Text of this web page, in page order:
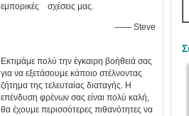
εμπορικές σχέσεις μας.
—— Steve
Εκτιμάμε πολύ την έγκαιρη βοήθειά σας
για να εξετάσουμε κάποιο στέλνοντας
ζήτημα της τελευταίας διαταγής. Η
επένδυση φρένων σας είναι πολύ καλή,
θα έχουμε περισσότερες πιθανότητες να